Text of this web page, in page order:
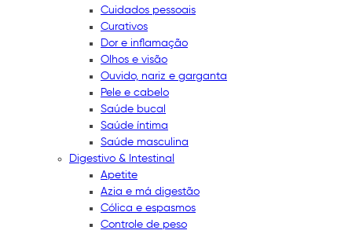
Cuidados pessoais
Curativos
Dor e inflamação
Olhos e visão
Ouvido, nariz e garganta
Pele e cabelo
Saúde bucal
Saúde íntima
Saúde masculina
Digestivo & Intestinal
Apetite
Azia e má digestão
Cólica e espasmos
Controle de peso